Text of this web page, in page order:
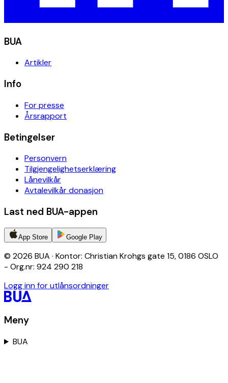
BUA
Artikler
Info
For presse
Årsrapport
Betingelser
Personvern
Tilgjengelighetserklæring
Lånevilkår
Avtalevilkår donasjon
Last ned BUA-appen
App Store Google Play
© 2026 BUA · Kontor: Christian Krohgs gate 15, 0186 OSLO
- Org.nr: 924 290 218
Logg inn for utlånsordninger
Meny
BUA